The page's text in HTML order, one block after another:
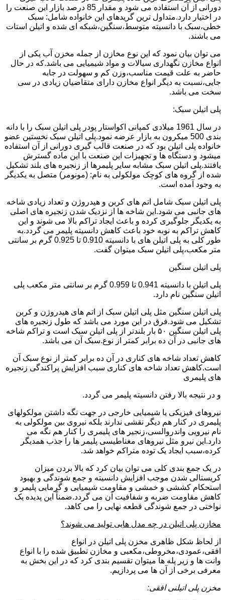
دورانی از آن استفاده می شود و مقدار 85 درصد بازار این صنعت را
در اختیار دارد.متداول ترین گریدهای این خانواده شامل: سبک
خطی،سبک با دانسیته متوسط،سنگین،شبکه ای شده و اتیلن استات
می باشند.
می توان بیان نمود که این نوع مخازن از جمله مخزن آب یکی از
انواع مخازن نگهداری سیالات و مواد شیمیایی می باشد.که در حال
حاضر به علت قیمت مناسب،وزن کم و سهولت در جابه
جایی،نسبت به دیگر انواع مخازن دارای متقاضیان زیادی در سی
سخت می باشد.
پلی اتیلن سبک:
در سال 1961 میلادی کمپانی اکواستار پودر پلی اتیلن سبک را با دانه
بندی 500 میکرون به بازار عرضه نمود.پلی اتیلن سبک نخستین عضو
خانواده پلی اتیلن بود که در صنعت قالب گیری دورانی از آن استفاده
میشود و دستگاه ها و تجهیزات این صنعت با این ماده گسترش
یافتند.پلی اتیلن سبک مشابه سایر پلیمرها از زنجیره های بلند تشکیل
شده از گروه های کوچک مولکولی به نام: (مونومر) متصل به یکدیگر
به وجود آمده است.
پلی اتیلن سبک شامل اتم های کربن و هیدروژن و تعداد زیادی شاخه
های جانبی می شود.این شاخه ها از نزدیک شدن زنجیره های اصلی
به یکدیگر جلوگیری کرده و باعث ایجاد تراکم بالا می شوند و این
کاهش تراکم به نوبه خود باعث کاهش دانسیته پلیمر می گردد.به
طور کلی به پلی اتیلن های با دانسیته 0.910 تا 0.925 گرم بر سانتی
متر مکعب،پلی اتیلن سبک میتوان گفت.
پلی اتیلن سنگین
پلی اتیلن با دانسیته 0.941 تا 0.959 گرم بر سانتی متر مکعب پلی
اتیلن سنگین نام دارد.
پلی اتیلن سنگین مثل پلی اتیلن سبک از اتم های هیدروژن و کربن
تشکیل می شود.فرق در این مورد می باشد که طول زنجیره های
پلی اتیلن سنگین ۵۰ بار بلندتر از پلی اتیلن سبک است و تراکم شاخه
های جانبی در آن ده برابر کمتر از نوع.سبک آن می باشد.
کاهش تعداد شاخه های کناری در آن ده برابر کمتر از نوع سبک آن
است.کاهش تعداد شاخه های کناری سبب افزایش پراکندگی زنجیره
های پلیمری
و در نتیجه بالا رفتن دانسیته پلیمر می گردد.
نیروهای فیزیکی یا شیمیایی خارجی در جهت نگه داشتن مولکولهای
پلیمری در کنار هم دیگر نقشی ندارند بلکه نیروی بین مولکولی به
نام نیرویی واندروالسی،زنجیر های پلیمری را کنار هم نگه می
دارد.این نیرو مثل نیروهای مغناطیسی پلیمر ها را جذب همدیگر
کرده،سبب ایجاد یک توده متراکم خواهد شد.
در یک جمع بندی کلی می توان بیان کرد که بالا بردن میزان
کریستالی شدن موجب افزایش دانسیته و جمع شوندگی و بهبود
استحکام کششی و خمشی و مقاومت شیمیایی و گرمایی پلیمر و
کاهش مقاومت ضربه و شفافیت آن می گردد.ضمناً این پدیده یک
نواختی در جمع شوندگی قطعه نهایی را می کاهد.
مخازن پلی اتیلن در چه مدل هایی تولید می شوند؟
از لحاظ شکل ظاهری مخزن پلی اتیلن در انواع
افقی،عمودی،مخروطی،مکعبی و مخازن تطبیق شده را با انواع
وانت ها و زیر پله ها میتوان تقسیم بندی کرد که در این بخش به
معرفی برخی از آن ها می پردازیم.
مخزن پلی اتیلنی افقی: